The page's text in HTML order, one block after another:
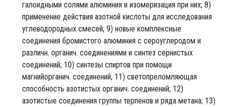
галоидными солями алюминия и изомеризация при них; 8)
применение действия азотной кислоты для исследования
углеводородных смесей; 9) новые комплексные
соединения бромистого алюминия с сероуглеродом и
различн. органич. соединениями и синтез сернистых
соединений; 10) синтезы спиртов при помощи
магнийорганич. соединений; 11) светопреломляющая
способность азотистых органич. соединений; 12)
азотистые соединения группы терпенов и ряда метана; 13)